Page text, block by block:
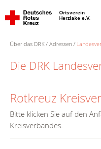
Ortsverein
Herzlake e.V.
Über das DRK Adressen
Die DRK
Rotkreuz
Bitte klicken Sie auf den
Kreisverbandes.